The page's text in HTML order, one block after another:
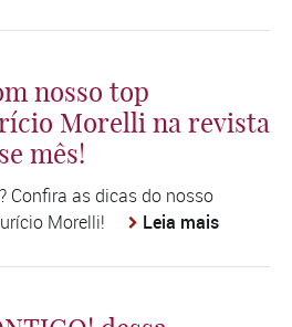
nosso top
Morelli na revista
mês!
Confira as dicas do nosso
Morelli!
Leia mais